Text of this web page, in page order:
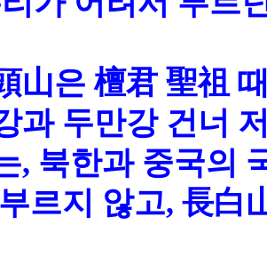
山은 檀君 聖祖
과 두만강 건너
, 북한과 중국의
르지 않고, 長白